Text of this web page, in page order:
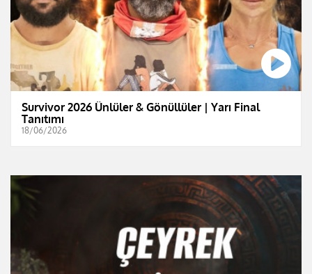
Survivor 2026 Ünlüler & Gönüllüler | Yarı Final
Tanıtımı
18/06/2026